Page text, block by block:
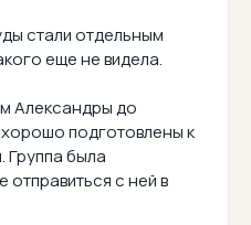
стали отдельным
еще не видела.
Александры до
подготовлены к
была
с ней в